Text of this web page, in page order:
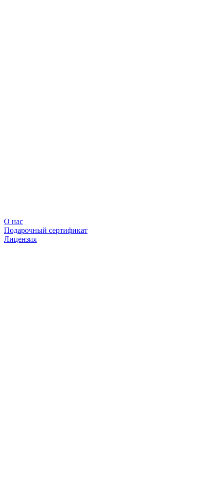
О нас
Подарочный сертификат
Лицензия